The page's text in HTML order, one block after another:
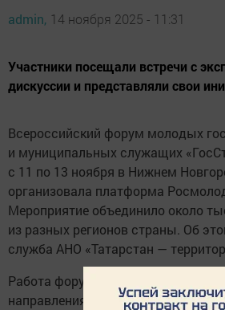
admin, 14 ноября 2025 - 11:31
Участники посещали встречи с
дискуссии и представляли свои
Всероссийский форум молодых
и муниципальных служащих
с 11 по 13 ноября в Нижнем
организовала платформа
Мероприятие объединило около
из разных регионов страны. Об
служба АНО «Татарстан —
Работа форума была
направлениях: «Поиск кадров»,